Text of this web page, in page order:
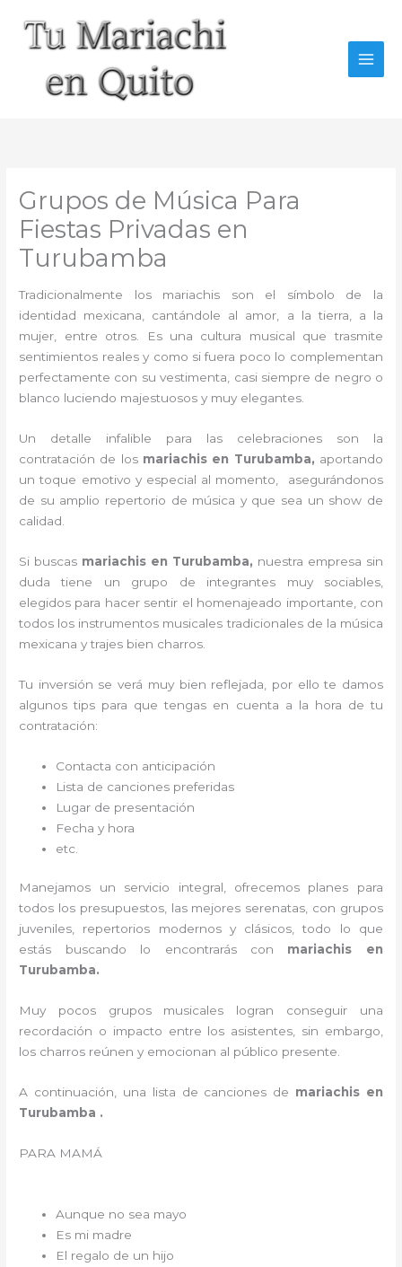
contenido
Grupos de Música Para
Fiestas Privadas en
Turubamba
Tradicionalmente los mariachis son el símbolo de la
identidad mexicana, cantándole al amor, a la tierra, a la
mujer, entre otros. Es una cultura musical que trasmite
sentimientos reales y como si fuera poco lo complementan
perfectamente con su vestimenta, casi siempre de negro o
blanco luciendo majestuosos y muy elegantes.
Un detalle infalible para las celebraciones son la
contratación de losmariachis en Turubamba, aportando
un toque emotivo y especial al momento, asegurándonos
de su amplio repertorio de música y que sea un show de
calidad.
Si buscas mariachis en Turubamba, nuestra empresa sin
duda tiene un grupo de integrantes muy sociables,
elegidos para hacer sentir el homenajeado importante, con
todos los instrumentos musicales tradicionales de la música
mexicana y trajes bien charros.
Tu inversión se verá muy bien reflejada, por ello te damos
algunos tips para que tengas en cuenta a la hora de tu
contratación:
Contacta con anticipación
Lista de canciones preferidas
Lugar de presentación
Fecha y hora
etc.
Manejamos un servicio integral, ofrecemos planes para
todos los presupuestos, las mejores serenatas, con grupos
juveniles, repertorios modernos y clásicos, todo lo que
estás buscando lo encontrarás con mariachis en
Turubamba.
Muy pocos grupos musicales logran conseguir una
recordación o impacto entre los asistentes, sin embargo,
los charros reúnen y emocionan al público presente.
A continuación, una lista de canciones de mariachis en
Turubamba .
PARA MAMÁ
Aunque no sea mayo
Es mi madre
El regalo de un hijo